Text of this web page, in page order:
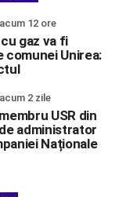
acum 12 ore
gaz va fi
comunei Unirea:
acum 2 zile
USR din
administrator
Naționale